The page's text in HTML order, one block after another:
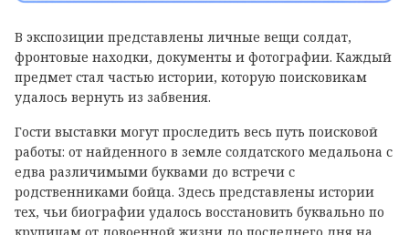
В экспозиции представлены личные вещи солдат,
фронтовые находки, документы и фотографии. Каждый
предмет стал частью истории, которую поисковикам
удалось вернуть из забвения.
Гости выставки могут проследить весь путь поисковой
работы: от найденного в земле солдатского медальона с
едва различимыми буквами до встречи с
родственниками бойца. Здесь представлены истории
тех, чьи биографии удалось восстановить буквально по